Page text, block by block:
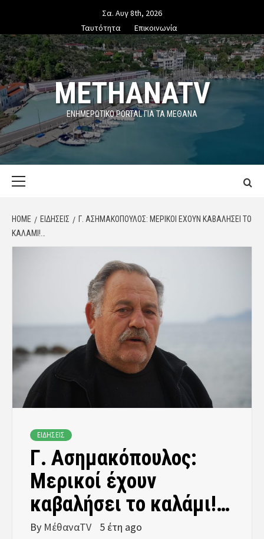
content
Σα. Αυγ 8th, 2026
Ταυτότητα
Επικοινωνία
METHANATV
ΕΝΗΜΕΡΩΤΙΚΌ PORTAL ΓΙΑ ΤΑ ΜΕΘΑΝΑ
HOME ΕΙΔΗΣΕΙΣ
Γ. ΑΣΗΜΑΚΌΠΟΥΛΟΣ: ΜΕΡΙΚΟΊ ΈΧΟΥΝ ΚΑΒΑΛΉΣΕΙ ΤΟ
ΚΑΛΆΜΙ!…
ΕΙΔΗΣΕΙΣ
Γ. Ασημακόπουλος:
Μερικοί έχουν
καβαλήσει το καλάμι!…
By ΜέθαναTV 5 έτη ago